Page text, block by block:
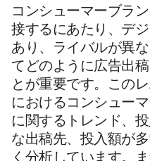
コンシューマーブラ
接するにあたり、デ
あり、ライバルが異
てどのように広告出
とが重要です。この
におけるコンシュー
に関するトレンド、
な出稿先、投入額が